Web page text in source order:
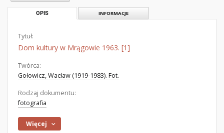
OPIS INFORMACJE
Tytuł:
Dom kultury w Mrągowie 1963. [1]
Twórca:
Gołowicz, Wacław (1919-1983). Fot.
Rodzaj dokumentu:
fotografia
Więcej